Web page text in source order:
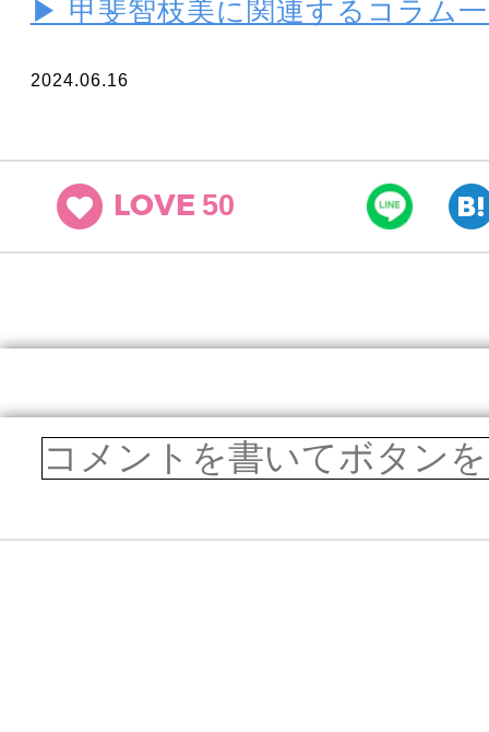
▶ 甲斐智枝美に関連するコラム
2024.06.16
LOVE 50